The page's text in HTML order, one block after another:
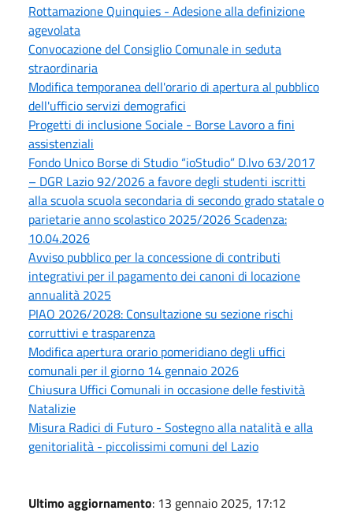
Rottamazione Quinquies - Adesione alla definizione
agevolata
Convocazione del Consiglio Comunale in seduta
straordinaria
Modifica temporanea dell'orario di apertura al pubblico
dell'ufficio servizi demografici
Progetti di inclusione Sociale - Borse Lavoro a fini
assistenziali
Fondo Unico Borse di Studio “ioStudio” D.lvo 63/2017
– DGR Lazio 92/2026 a favore degli studenti iscritti
alla scuola scuola secondaria di secondo grado statale o
parietarie anno scolastico 2025/2026 Scadenza:
10.04.2026
Avviso pubblico per la concessione di contributi
integrativi per il pagamento dei canoni di locazione
annualità 2025
PIAO 2026/2028: Consultazione su sezione rischi
corruttivi e trasparenza
Modifica apertura orario pomeridiano degli uffici
comunali per il giorno 14 gennaio 2026
Chiusura Uffici Comunali in occasione delle festività
Natalizie
Misura Radici di Futuro - Sostegno alla natalità e alla
genitorialità - piccolissimi comuni del Lazio
Ultimo aggiornamento: 13 gennaio 2025, 17:12